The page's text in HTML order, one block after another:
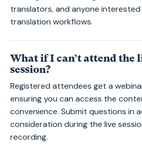
translators, and anyone interested
translation workflows.
What if I can’t attend the
session?
Registered attendees get a
ensuring you can access the
convenience. Submit questions in
consideration during the live
recording.